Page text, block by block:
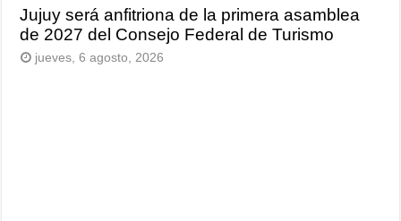
Jujuy será anfitriona de la primera asamblea
de 2027 del Consejo Federal de Turismo
jueves, 6 agosto, 2026